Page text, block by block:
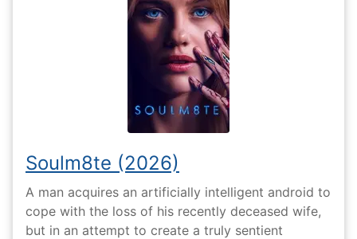
Soulm8te (2026)
A man acquires an artificially intelligent android to
cope with the loss of his recently deceased wife,
but in an attempt to create a truly sentient